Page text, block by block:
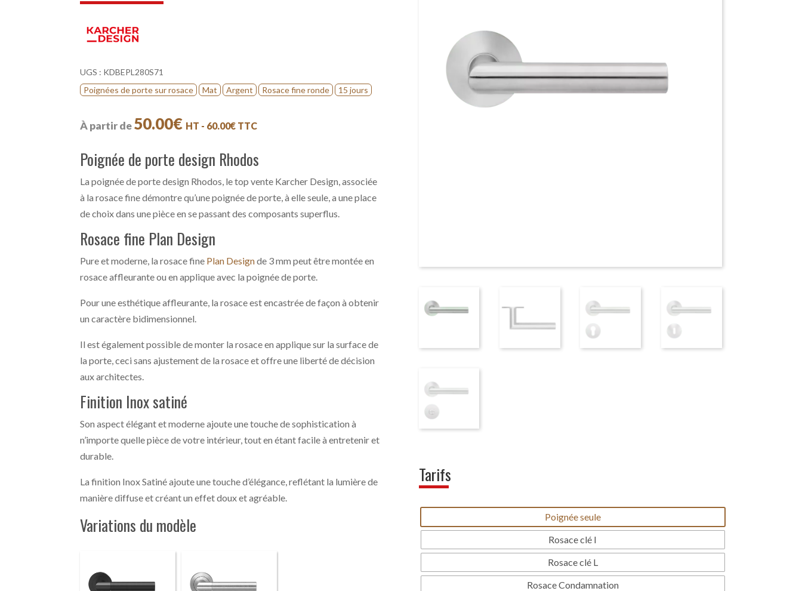
UGS : KDBEPL280S71
Poignées de porte sur rosace
Mat Argent Rosace fine ronde 15 jours
À partir de50.00€ HT - 60.00€ TTC
Poignée de porte design Rhodos
La poignée de porte design Rhodos, le top vente Karcher Design, associée
à la rosace fine démontre qu’une poignée de porte, à elle seule, a une place
de choix dans une pièce en se passant des composants superflus.
Rosace fine Plan Design
Pure et moderne, la rosace fine Plan Designde 3 mm peut être montée en
rosace affleurante ou en applique avec la poignée de porte.
Pour une esthétique affleurante, la rosace est encastrée de façon à obtenir
un caractère bidimensionnel.
Il est également possible de monter la rosace en applique sur la surface de
la porte, ceci sans ajustement de la rosace et offre une liberté de décision
aux architectes.
Finition Inox satiné
Son aspect élégant et moderne ajoute une touche de sophistication à
n’importe quelle pièce de votre intérieur, tout en étant facile à entretenir et
durable.
La finition Inox Satiné ajoute une touche d’élégance, reflétant la lumière de
manière diffuse et créant un effet doux et agréable.
Variations du modèle
Tarifs
Poignée seule
Rosace clé I
Rosace clé L
Rosace Condamnation